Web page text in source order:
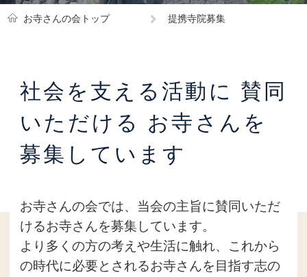
お寺さんの会トップ 提携寺院募集
社会を支える活動に 賛同
いただける お寺さんを
募集しています
お寺さんの会では、当会の主旨に賛同いただ
けるお寺さんを募集しています。
より多くの方の考えや生活に触れ、これから
の時代に必要とされるお寺さんを目指す志の